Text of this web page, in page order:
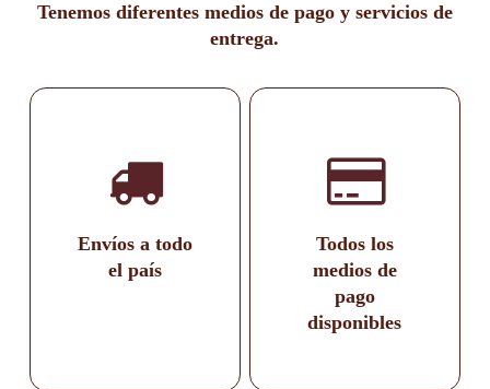
Tenemos diferentes medios de pago y servicios de
entrega.
Envíos a todo
el país
Todos los
medios de
pago
disponibles